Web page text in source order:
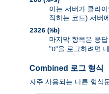
이는 서버가 클라
작하는 코드) 서버
2326 (%b)
마지막 항목은 응
"0"을 로그하려면
Combined 로그 형식
자주 사용되는 다른 형식